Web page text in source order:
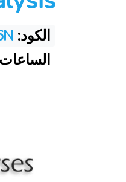
الكود: